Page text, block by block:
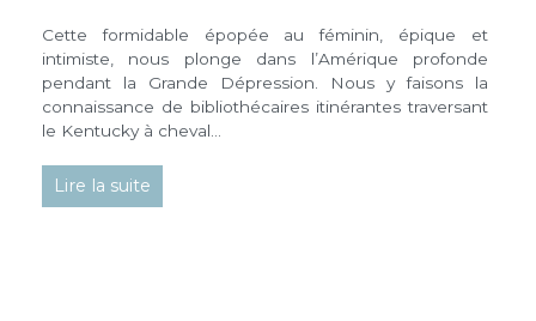
Cette formidable épopée au féminin, épique et
intimiste, nous plonge dans l’Amérique profonde
pendant la Grande Dépression. Nous y faisons la
connaissance de bibliothécaires itinérantes traversant
le Kentucky à cheval…
Lire la suite